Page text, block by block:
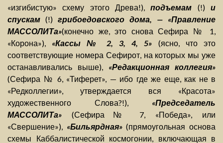
«изгибистую» схему этого Древа!),подъемам (!)и
спускам (!) грибоедовского дома, — «Правление
МАССОЛИТа»(конечно же, это снова Сефира № 1,
«Корона»), «Кассы № 2, 3, 4, 5» (ясно, что это
соответствующие номера Сефирот, на которых мы уже
останавливались выше), «Редакционная коллегия»
(Сефира № 6, «Тиферет», — ибо где же еще, как не в
«Редколлегии», утверждается вся «Красота»
художественного Слова?!), «Председатель
МАССОЛИТа» (Сефира№ 7, «Победа», или
«Свершение»), «Бильярдная»(прямоугольная основа
схемы Каббалистической космогонии, включающая в